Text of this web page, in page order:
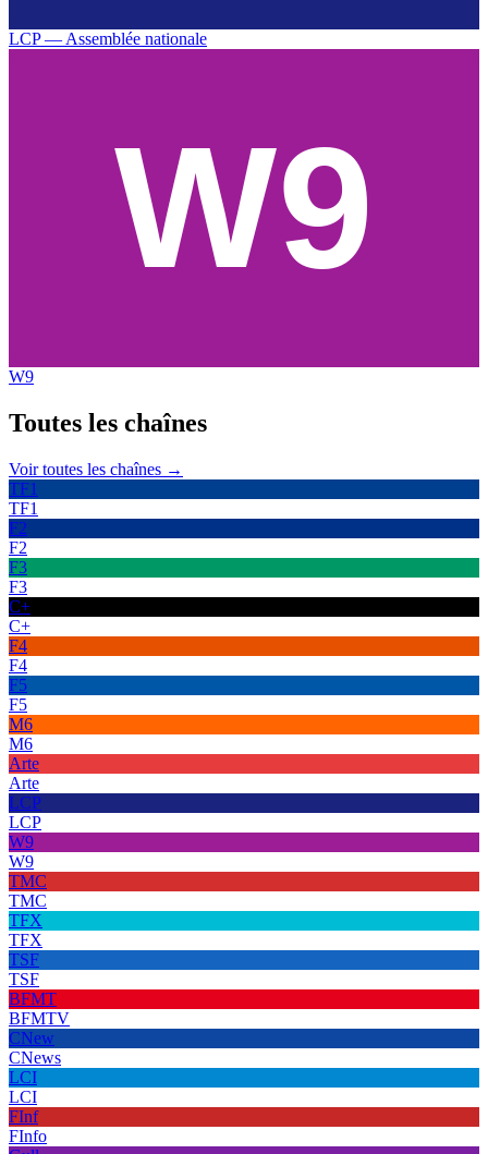
LCP — Assemblée nationale
W9
Toutes les chaînes
Voir toutes les chaînes →
TF1
TF1
F2
F2
F3
F3
C+
C+
F4
F4
F5
F5
M6
M6
Arte
Arte
LCP
LCP
W9
W9
TMC
TMC
TFX
TFX
TSF
TSF
BFMT
BFMTV
CNew
CNews
LCI
LCI
FInf
FInfo